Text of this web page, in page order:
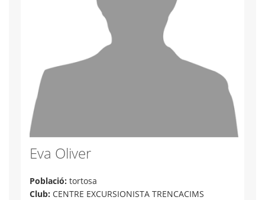
Eva Oliver
Població: tortosa
Club: CENTRE EXCURSIONISTA TRENCACIMS